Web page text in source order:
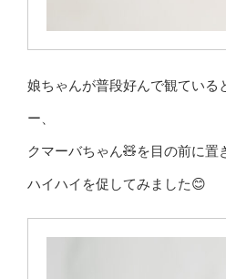
娘ちゃんが普段好んで観ている
ー、
クマーバちゃん🧸を目の前に置
ハイハイを促してみました😊